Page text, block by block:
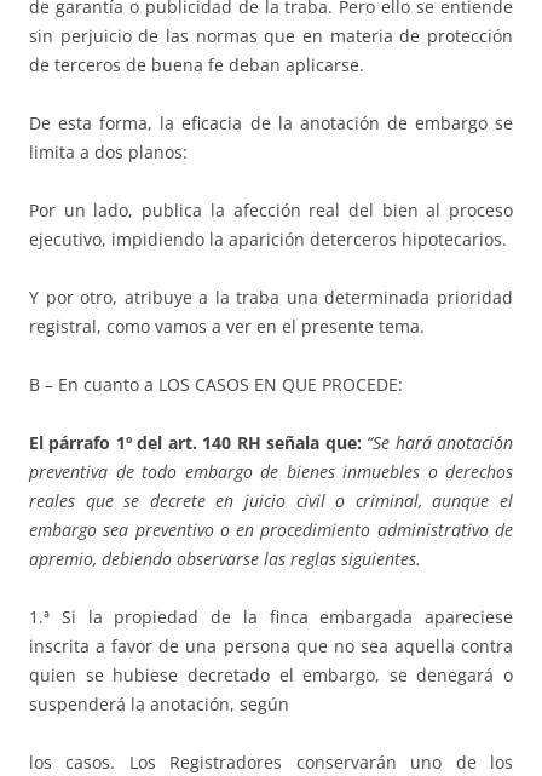
de garantía o publicidad de la traba. Pero ello se entiende
sin perjuicio de las normas que en materia de protección
de terceros de buena fe deban aplicarse.
De esta forma, la eficacia de la anotación de embargo se
limita a dos planos:
Por un lado, publica la afección real del bien al proceso
ejecutivo, impidiendo la aparición deterceros hipotecarios.
Y por otro, atribuye a la traba una determinada prioridad
registral, como vamos a ver en el presente tema.
B – En cuanto a LOS CASOS EN QUE PROCEDE:
El párrafo 1º del art. 140 RH señala que: “Se hará anotación
preventiva de todo embargo de bienes inmuebles o derechos
reales que se decrete en juicio civil o criminal, aunque el
embargo sea preventivo o en procedimiento administrativo de
apremio, debiendo observarse las reglas siguientes.
1.ª Si la propiedad de la finca embargada apareciese
inscrita a favor de una persona que no sea aquella contra
quien se hubiese decretado el embargo, se denegará o
suspenderá la anotación, según
los casos. Los Registradores conservarán uno de los